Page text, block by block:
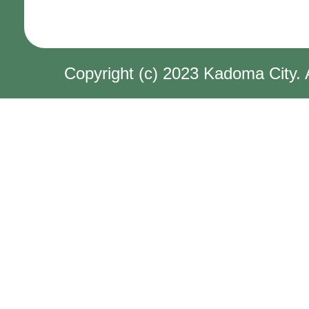
Copyright (c) 2023 Kadoma City.